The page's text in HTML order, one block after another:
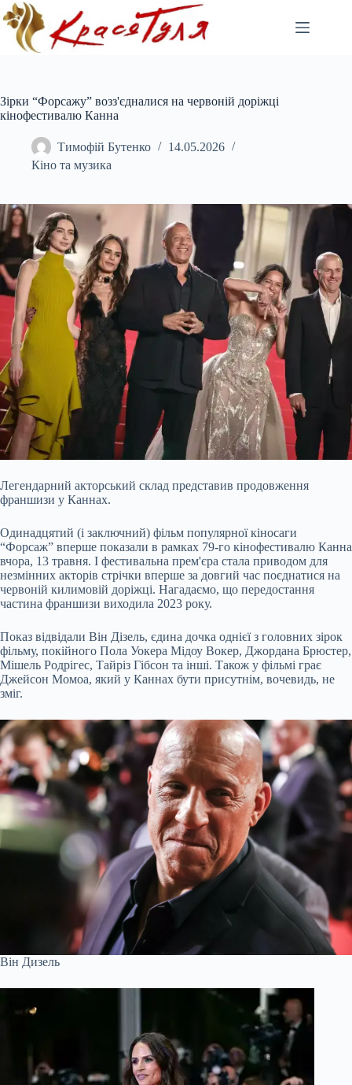
Перейти
до
вмісту
Зірки “Форсажу” возз'єдналися на червоній доріжці
кінофестивалю Канна
Тимофій Бутенко
14.05.2026
Кіно та музика
Легендарний акторський склад представив продовження
франшизи у Каннах.
Одинадцятий (і заключний) фільм популярної кіносаги
“Форсаж” вперше показали в рамках 79-го кінофестивалю Канна
вчора, 13 травня. І фестивальна прем'єра стала приводом для
незмінних акторів стрічки вперше за довгий час поєднатися на
червоній килимовій доріжці. Нагадаємо, що передостання
частина франшизи виходила 2023 року.
Показ відвідали Він Дізель, єдина дочка однієї з головних зірок
фільму, покійного Пола Уокера Мідоу Вокер, Джордана Брюстер,
Мішель Родрігес, Тайріз Гібсон та інші. Також у фільмі грає
Джейсон Момоа, який у Каннах бути присутнім, вочевидь, не
зміг.
Він Дизель